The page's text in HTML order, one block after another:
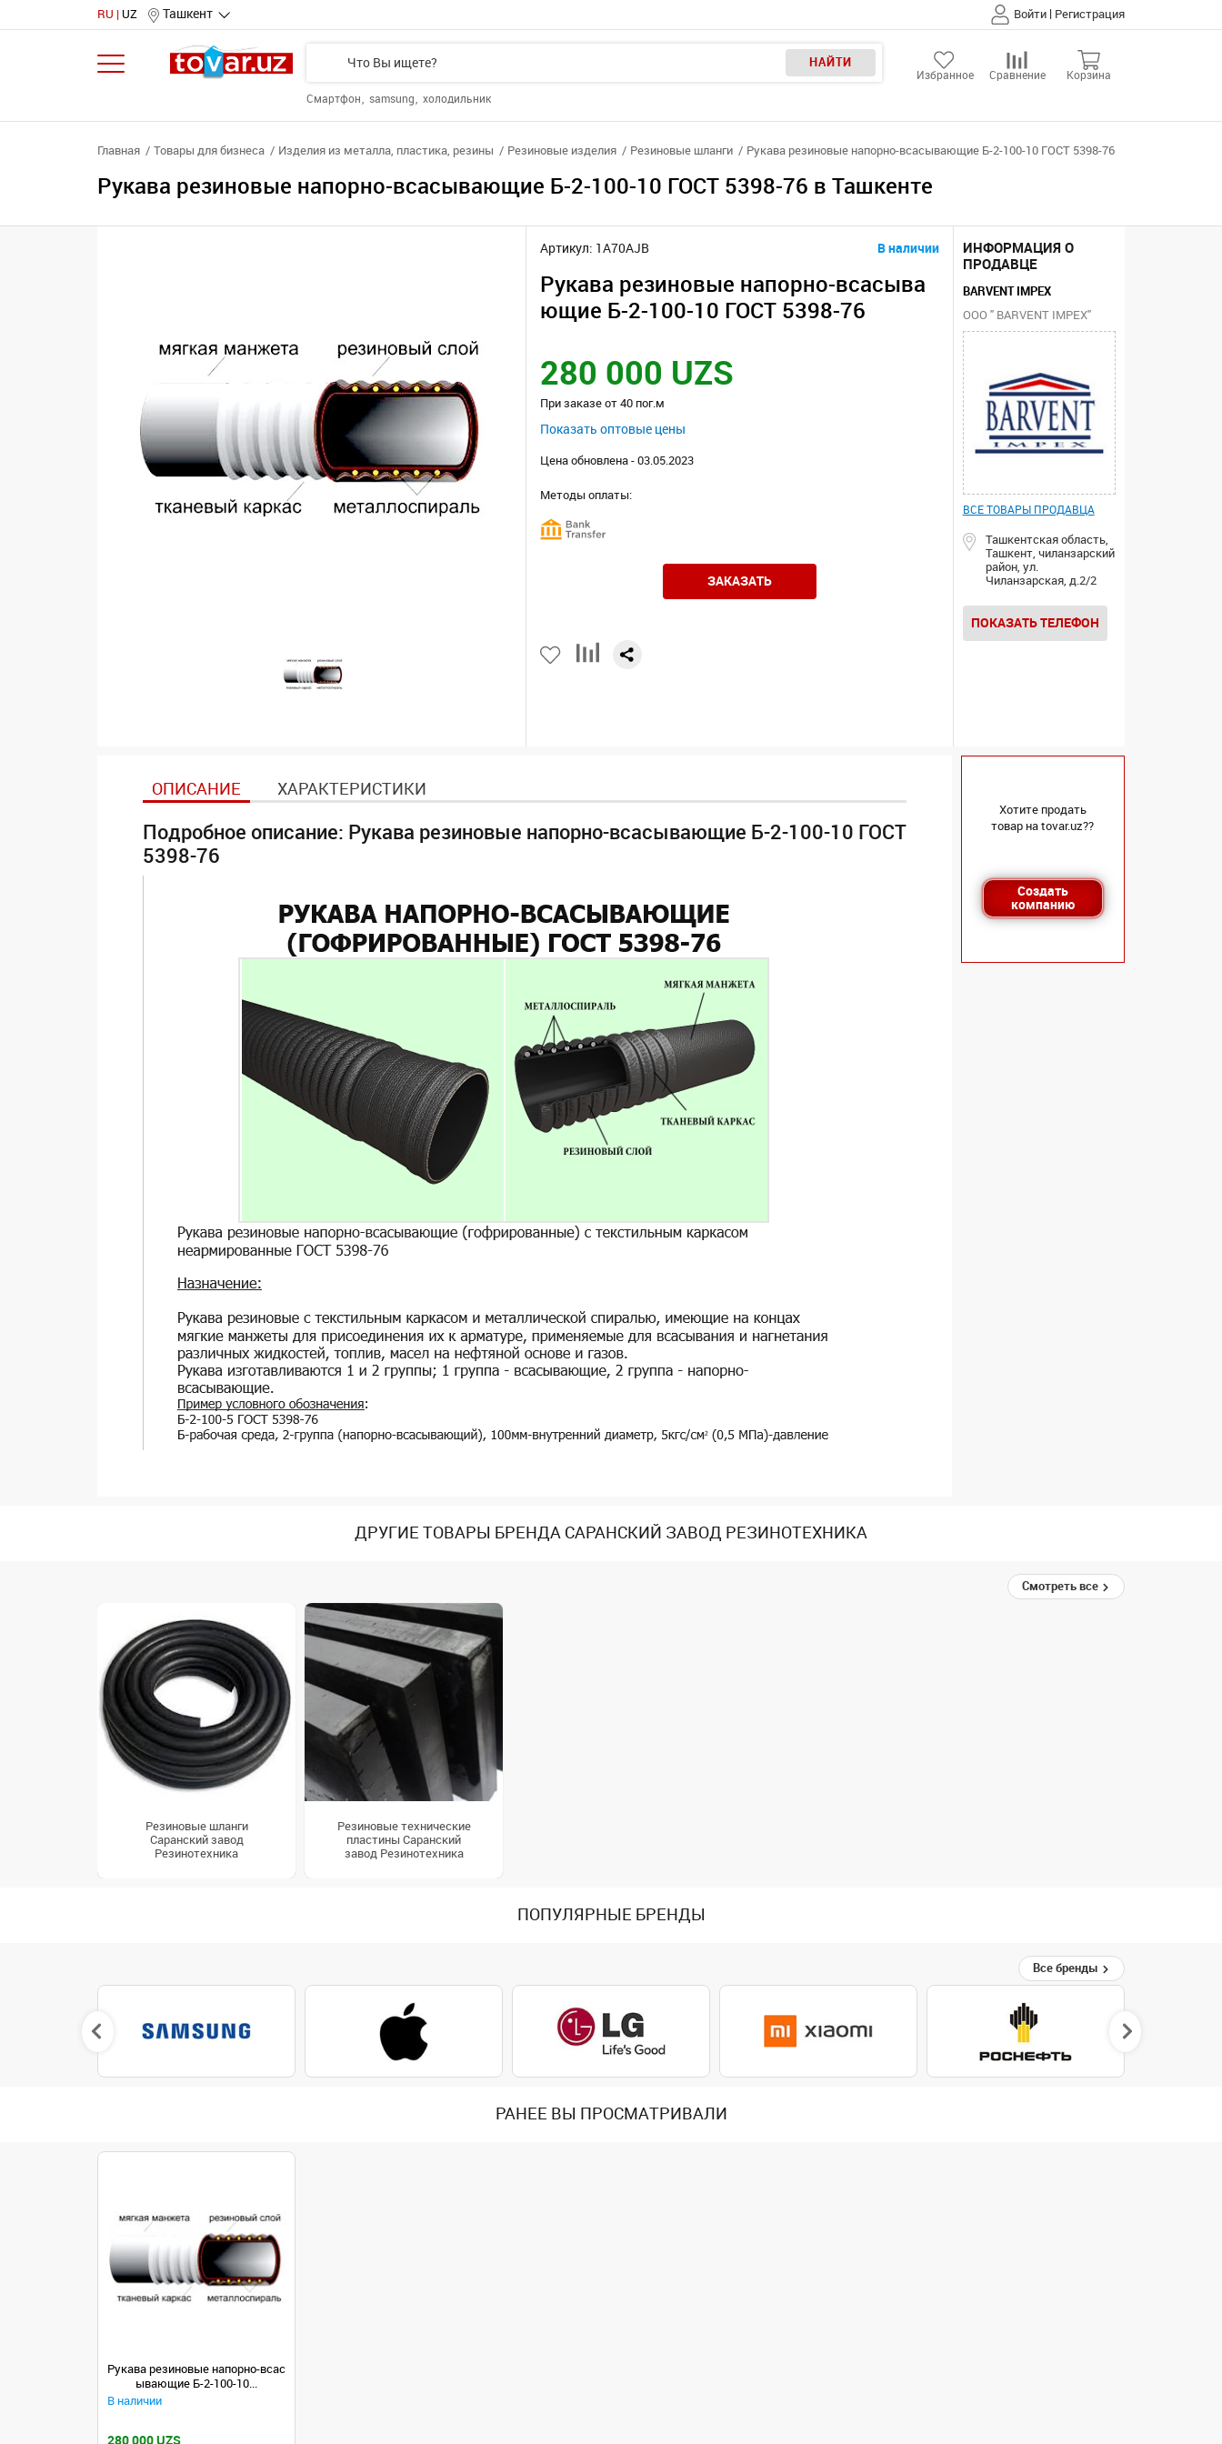
RU UZ Ташкент Войти | Регистрация
НАЙТИ
Смартфон samsung холодильник
Избранное Сравнение Корзина
Главная Товары для бизнеса Изделия из металла, пластика, резины Резиновые изделия Резиновые шланги Рукава резиновые напорно-всасывающие Б-2-100-10 ГОСТ 5398-76
Рукава резиновые напорно-всасывающие Б-2-100-10 ГОСТ 5398-76 в Ташкенте
Артикул: 1A70AJB В наличии
Рукава резиновые напорно-всасыва
ющие Б-2-100-10 ГОСТ 5398-76
280 000 UZS
При заказе от 40 пог.м
Показать оптовые цены
Цена обновлена - 03.05.2023
Методы оплаты:
ЗАКАЗАТЬ
ИНФОРМАЦИЯ О
ПРОДАВЦЕ
BARVENT IMPEX
ООО " BARVENT IMPEX"
ВСЕ ТОВАРЫ ПРОДАВЦА
Ташкентская область,
Ташкент, чиланзарский
район, ул.
Чиланзарская, д.2/2
ПОКАЗАТЬ ТЕЛЕФОН
ОПИСАНИЕ ХАРАКТЕРИСТИКИ
Подробное описание: Рукава резиновые напорно-всасывающие Б-2-100-10 ГОСТ
5398-76
Хотите продать
товар на tovar.uz??
Создать
компанию
ДРУГИЕ ТОВАРЫ БРЕНДА САРАНСКИЙ ЗАВОД РЕЗИНОТЕХНИКА
Смотреть все
Резиновые шланги
Саранский завод
Резинотехника
Резиновые технические
пластины Саранский
завод Резинотехника
ПОПУЛЯРНЫЕ БРЕНДЫ
Все бренды
РАНЕЕ ВЫ ПРОСМАТРИВАЛИ
Рукава резиновые напорно-всас
ывающие Б-2-100-10...
В наличии
280 000 UZS